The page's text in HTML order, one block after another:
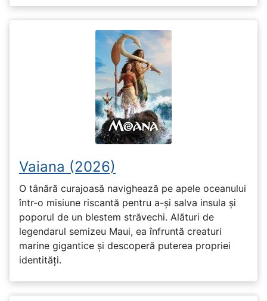
Vaiana (2026)
O tânără curajoasă navighează pe apele oceanului
într-o misiune riscantă pentru a-și salva insula și
poporul de un blestem străvechi. Alături de
legendarul semizeu Maui, ea înfruntă creaturi
marine gigantice și descoperă puterea propriei
identități.